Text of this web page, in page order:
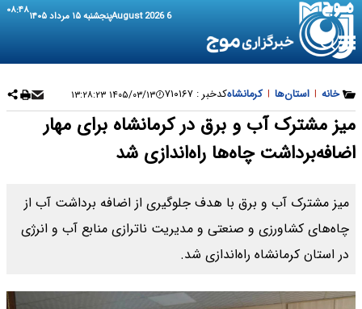
6 August 2026 پنجشنبه ۱۵ مرداد ۱۴۰۵ ۰۸:۴۸
خانه | استان‌ها | کرمانشاهکدخبر : ۷۱۰۱۶۷ ۱۴۰۵/۰۳/۱۳ ۱۳:۲۸:۲۳
میز مشترک آب و برق در کرمانشاه برای مهار
اضافه‌برداشت چاه‌ها راه‌اندازی شد
میز مشترک آب و برق با هدف جلوگیری از اضافه برداشت آب از
چاه‌های کشاورزی و صنعتی و مدیریت ناترازی منابع آب و انرژی
در استان کرمانشاه راه‌اندازی شد.